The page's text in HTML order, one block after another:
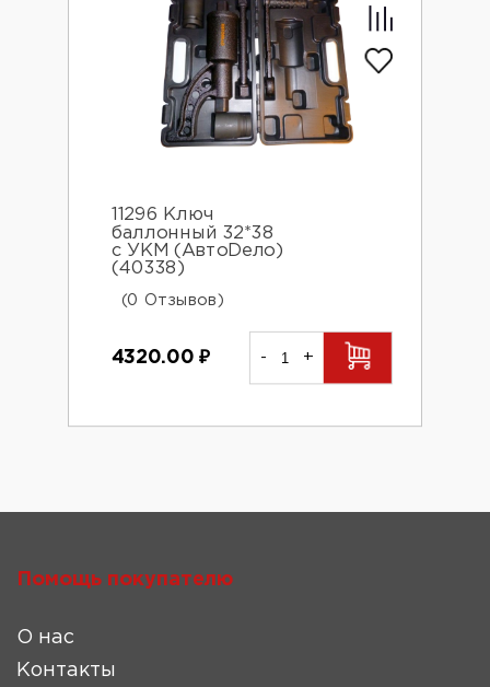
11296 Ключ
баллонный 32*38
с УКМ (АвтоDело)
(40338)
(0 Отзывов)
4320.00₽ - +
Помощь покупателю
О нас
Контакты